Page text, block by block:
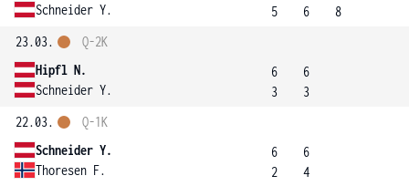
Schneider Y.
5
6
8
23.03.
Hipfl N.
Schneider Y.
Q-2K
6
3
6
3
22.03.
Schneider Y.
Thoresen F.
Q-1K
6
2
6
4